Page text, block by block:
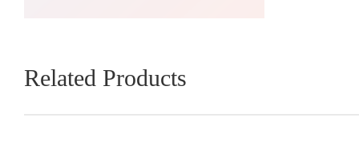
Related Products